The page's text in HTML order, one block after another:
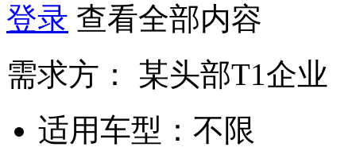
登录 查看全部内容
需求方：
某头部T1企业
适用车型： 不限